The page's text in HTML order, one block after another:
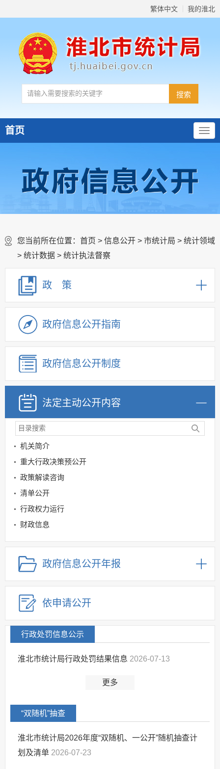
繁体中文 我的淮北
首页
您当前所在位置： 首页 > 信息公开 > 市统计局 > 统计领域
> 统计数据 > 统计执法督察
政 策
政府信息公开指南
政府信息公开制度
法定主动公开内容
机关简介
重大行政决策预公开
政策解读咨询
清单公开
行政权力运行
财政信息
统计领域
规划信息
建议提案办理
公务员及事业单位招录
应急管理
回应关切
监督保障
政府信息公开年报
依申请公开
行政处罚信息公示
淮北市统计局行政处罚结果信息 2026-07-13
更多
“双随机”抽查
淮北市统计局2026年度“双随机、一公开”随机抽查计
划及清单 2026-07-23